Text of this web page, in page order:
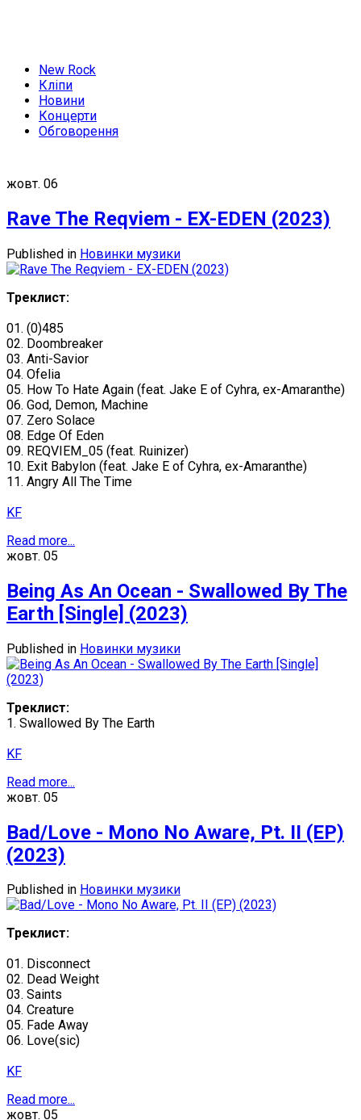
New Rock
Кліпи
Новини
Концерти
Обговорення
жовт. 06
Rave The Reqviem - EX-EDEN (2023)
Published in Новинки музики
Треклист:
01. (0)485
02. Doombreaker
03. Anti-Savior
04. Ofelia
05. How To Hate Again (feat. Jake E of Cyhra, ex-Amaranthe)
06. God, Demon, Machine
07. Zero Solace
08. Edge Of Eden
09. REQVIEM_05 (feat. Ruinizer)
10. Exit Babylon (feat. Jake E of Cyhra, ex-Amaranthe)
11. Angry All The Time
KF
Read more...
жовт. 05
Being As An Ocean - Swallowed By The
Earth [Single] (2023)
Published in Новинки музики
Треклист:
1. Swallowed By The Earth
KF
Read more...
жовт. 05
Bad/Love - Mono No Aware, Pt. II (EP)
(2023)
Published in Новинки музики
Треклист:
01. Disconnect
02. Dead Weight
03. Saints
04. Creature
05. Fade Away
06. Love(sic)
KF
Read more...
жовт. 05